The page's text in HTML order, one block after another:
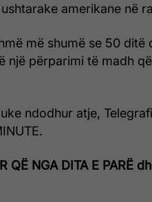
amerikane në
më shumë se 50 ditë
një përparimi të madh
ndodhur atje,
QË NGA DITA E PARË